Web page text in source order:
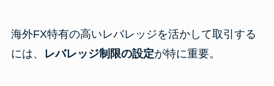
海外FX特有の高いレバレッジを活かして取引する
には、
レバレッジ制限の設定が特に重要。